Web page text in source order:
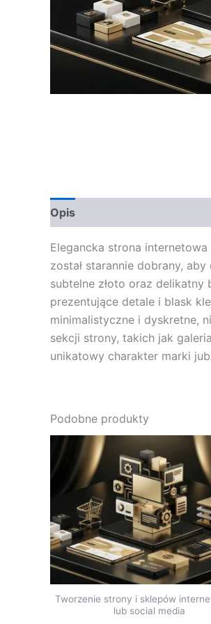
Opis
Elegancka strona
został starannie dobrany,
subtelne złoto oraz
prezentujące detale i blask
minimalistyczne i dyskretne,
sekcji strony, takich jak
unikatowy charakter marki
Podobne produkty
Tworzenie strony i sklepów
lub social media